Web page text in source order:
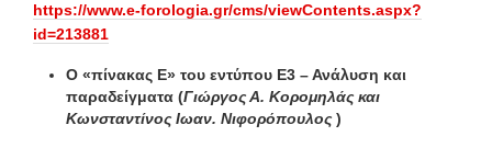
https://www.e-forologia.gr/cms/viewContents.aspx?
id=213881
Ο «πίνακας Ε» του εντύπου Ε3 – Ανάλυση και
παραδείγματα (Γιώργος Α. Κορομηλάς και
Κωνσταντίνος Ιωαν. Νιφορόπουλος )